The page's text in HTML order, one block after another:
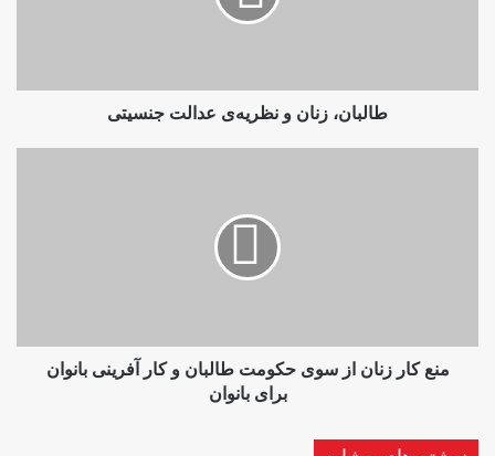
طالبان، زنان و نظریه‌ی عدالت جنسیتی
کار
آفرینی
بانوان
منع کار زنان از سوی حکومت طالبان و کار آفرینی بانوان
برای بانوان